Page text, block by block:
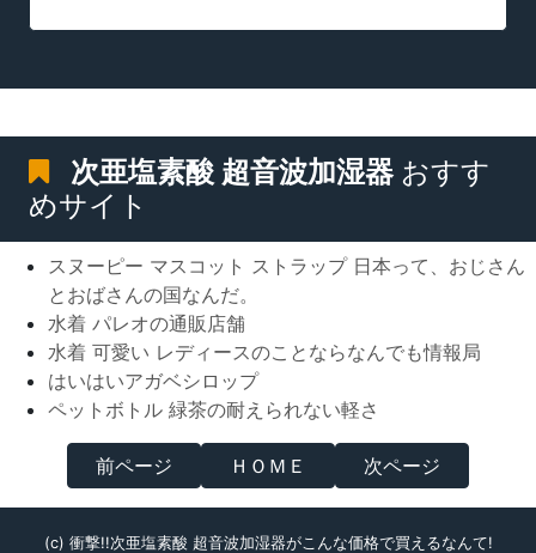
次亜塩素酸 超音波加湿器 おすす
めサイト
スヌーピー マスコット ストラップ 日本って、おじさん
とおばさんの国なんだ。
水着 パレオの通販店舗
水着 可愛い レディースのことならなんでも情報局
はいはいアガベシロップ
ペットボトル 緑茶の耐えられない軽さ
前ページ ＨＯＭＥ 次ページ
(c) 衝撃!!次亜塩素酸 超音波加湿器がこんな価格で買えるなんて!